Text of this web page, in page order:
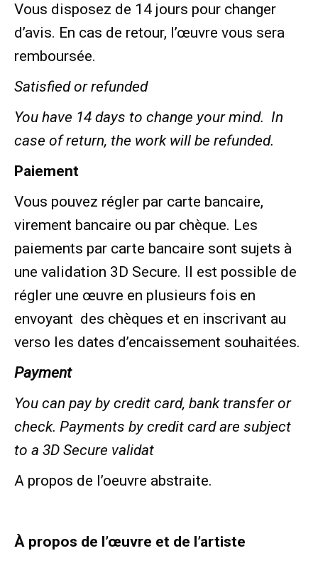
Vous disposez de 14 jours pour changer
d’avis. En cas de retour, l’œuvre vous sera
remboursée.
Satisfied or refunded
You have 14 days to change your mind. In
case of return, the work will be refunded.
Paiement
Vous pouvez régler par carte bancaire,
virement bancaire ou par chèque. Les
paiements par carte bancaire sont sujets à
une validation 3D Secure. Il est possible de
régler une œuvre en plusieurs fois en
envoyant des chèques et en inscrivant au
verso les dates d’encaissement souhaitées.
Payment
You can pay by credit card, bank transfer or
check. Payments by credit card are subject
to a 3D Secure validat
A propos de l’oeuvre abstraite.
À propos de l’œuvre et de l’artiste